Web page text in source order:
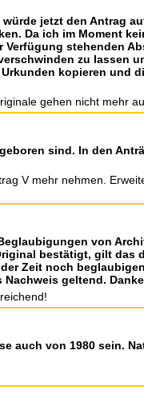
jetzt den Antrag
Da ich im Moment
stehenden
zu lassen
kopieren und
gehen nicht mehr
sind. In den
V mehr nehmen.
von
bestätigt, gilt
Zeit noch
geltend.
auch von 1980 sein.